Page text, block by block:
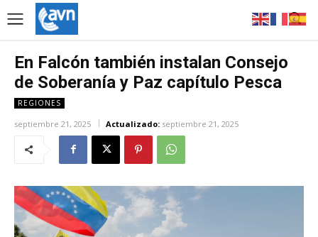
En Falcón también instalan Consejo
de Soberanía y Paz capítulo Pesca
REGIONES
septiembre 21, 2025 Actualizado: septiembre 21, 2025